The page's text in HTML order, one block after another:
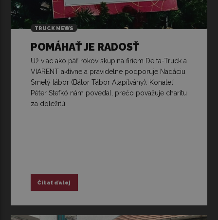
TRUCK NEWS
POMÁHAŤ JE RADOSŤ
Už viac ako päť rokov skupina firiem Delta-Truck a
VIARENT aktívne a pravidelne podporuje Nadáciu
Smelý tábor (Bátor Tábor Alapítvány). Konateľ
Péter Stefkó nám povedal, prečo považuje charitu
za dôležitú.
Čítať ďalej